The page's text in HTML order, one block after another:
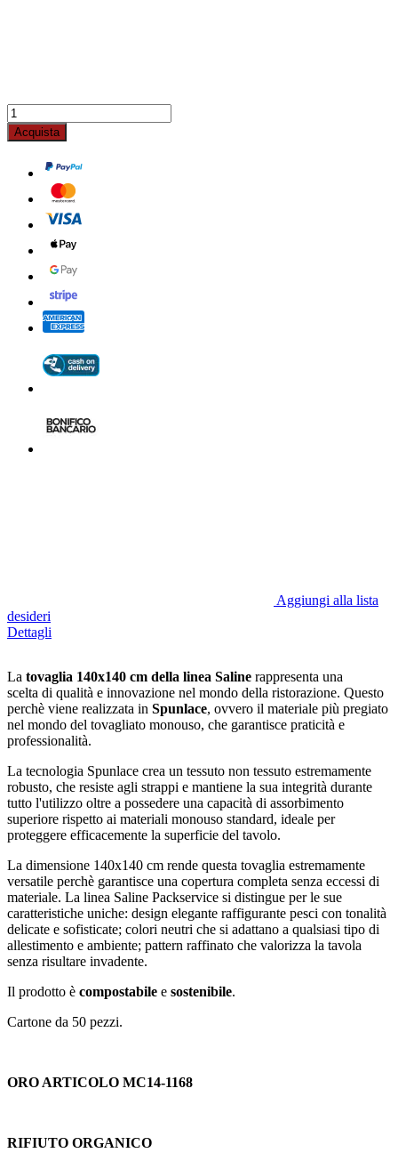
Acquista
Aggiungi alla lista
desideri
Dettagli
La tovaglia 140x140 cm della linea Saline rappresenta una
scelta di qualità e innovazione nel mondo della ristorazione. Questo
perchè viene realizzata in Spunlace, ovvero il materiale più pregiato
nel mondo del tovagliato monouso, che garantisce praticità e
professionalità.
La tecnologia Spunlace crea un tessuto non tessuto estremamente
robusto, che resiste agli strappi e mantiene la sua integrità durante
tutto l'utilizzo oltre a possedere una capacità di assorbimento
superiore rispetto ai materiali monouso standard, ideale per
proteggere efficacemente la superficie del tavolo.
La dimensione 140x140 cm rende questa tovaglia estremamente
versatile perchè garantisce una copertura completa senza eccessi di
materiale. La linea Saline Packservice si distingue per le sue
caratteristiche uniche: design elegante raffigurante pesci con tonalità
delicate e sofisticate; colori neutri che si adattano a qualsiasi tipo di
allestimento e ambiente; pattern raffinato che valorizza la tavola
senza risultare invadente.
Il prodotto è compostabile e sostenibile.
Cartone da 50 pezzi.
ORO ARTICOLO MC14-1168
RIFIUTO ORGANICO